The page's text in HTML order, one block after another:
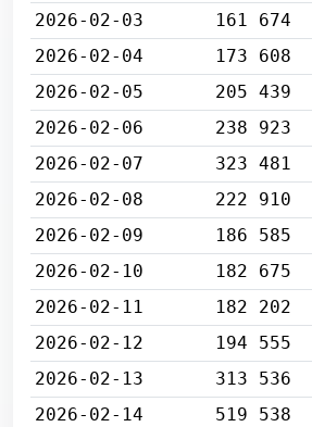
2026-02-03
161 674
2026-02-04
173 608
2026-02-05
205 439
2026-02-06
238 923
2026-02-07
323 481
2026-02-08
222 910
2026-02-09
186 585
2026-02-10
182 675
2026-02-11
182 202
2026-02-12
194 555
2026-02-13
313 536
2026-02-14
519 538